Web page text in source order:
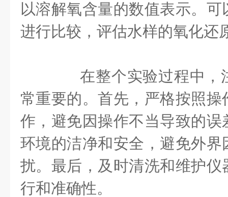
以溶解氧含量的数值表示。
进行比较，评估水样的氧化还
在整个实验过程中，
常重要的。首先，严格按照
作，避免因操作不当导致的
环境的洁净和安全，避免外
扰。最后，及时清洗和维护
行和准确性。